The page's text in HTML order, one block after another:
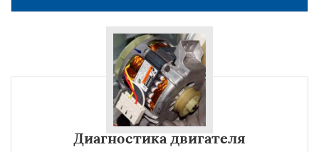
Диагностика двигателя